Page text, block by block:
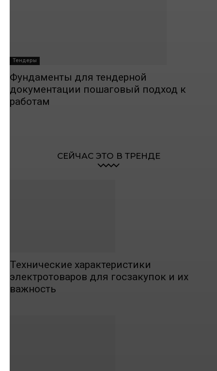
Тендеры
Фундаменты для тендерной
документации пошаговый подход к
работам
СЕЙЧАС ЭТО В ТРЕНДЕ
Технические характеристики
электротоваров для госзакупок и их
важность